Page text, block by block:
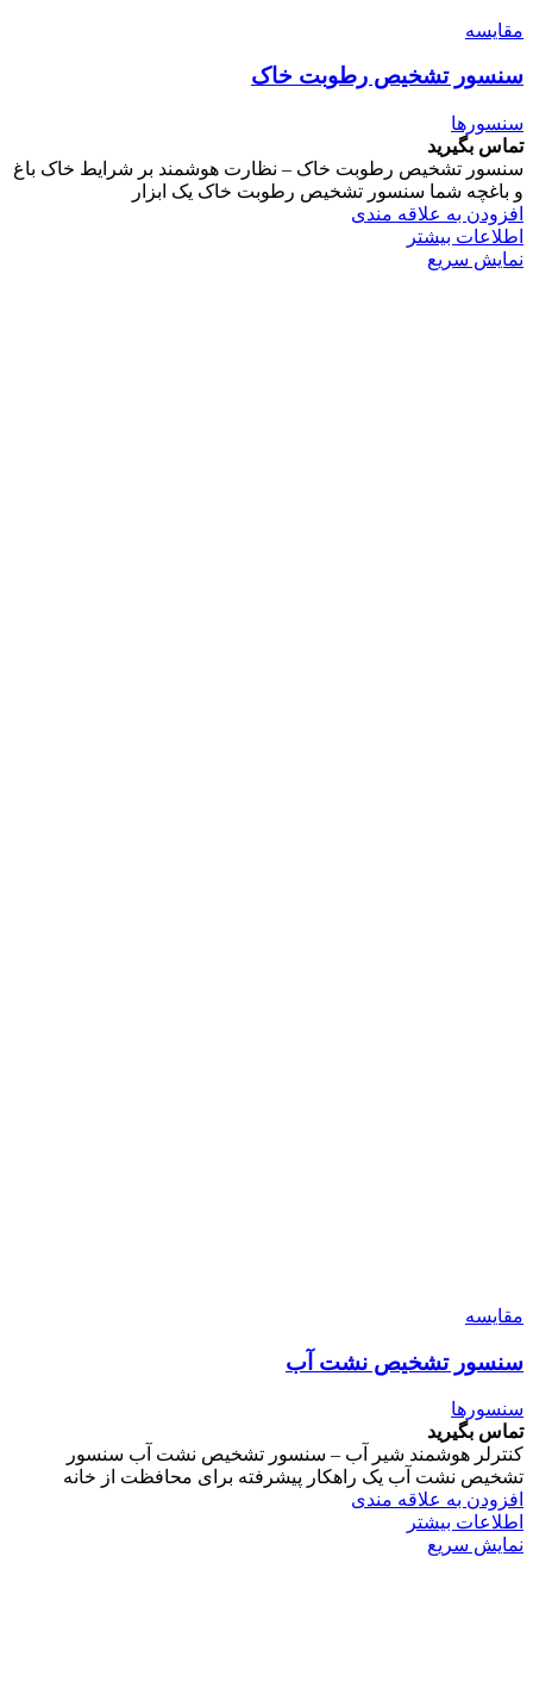
مقایسه
سنسور تشخیص رطوبت خاک
سنسورها
تماس بگیرید
سنسور تشخیص رطوبت خاک – نظارت هوشمند بر شرایط خاک باغ
و باغچه شما سنسور تشخیص رطوبت خاک یک ابزار
افزودن به علاقه مندی
اطلاعات بیشتر
نمایش سریع
مقایسه
سنسور تشخیص نشت آب
سنسورها
تماس بگیرید
کنترلر هوشمند شیر آب – سنسور تشخیص نشت آب سنسور
تشخیص نشت آب یک راهکار پیشرفته برای محافظت از خانه
افزودن به علاقه مندی
اطلاعات بیشتر
نمایش سریع